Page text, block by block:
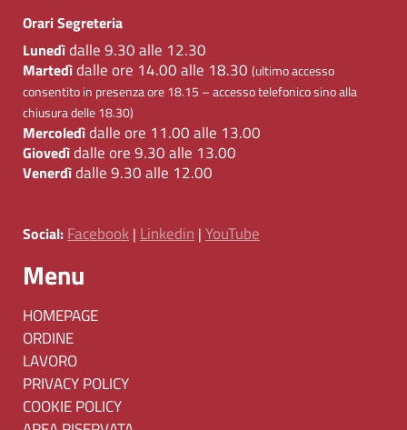
Orari Segreteria
Lunedìdalle 9.30 alle 12.30
Martedìdalle ore 14.00 alle 18.30 (ultimo accesso
consentito in presenza ore 18.15 – accesso telefonico sino alla
chiusura delle 18.30)
Mercoledìdalle ore 11.00 alle 13.00
Giovedìdalle ore 9.30 alle 13.00
Venerdìdalle 9.30 alle 12.00
Social: Facebook | Linkedin | YouTube
Menu
HOMEPAGE
ORDINE
LAVORO
PRIVACY POLICY
COOKIE POLICY